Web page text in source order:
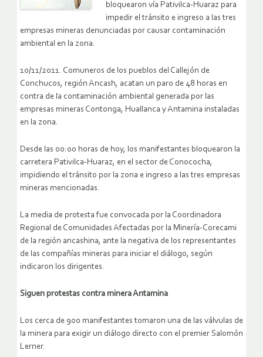
bloquearon vía Pativilca-Huaraz para
impedir el tránsito e ingreso a las tres
empresas mineras denunciadas por causar contaminación
ambiental en la zona.
10/11/2011. Comuneros de los pueblos del Callejón de
Conchucos, región Ancash, acatan un paro de 48 horas en
contra de la contaminación ambiental generada por las
empresas mineras Contonga, Huallanca y Antamina instaladas
en la zona.
Desde las 00:00 horas de hoy, los manifestantes bloquearon la
carretera Pativilca-Huaraz, en el sector de Conococha,
impidiendo el tránsito por la zona e ingreso a las tres empresas
mineras mencionadas.
La media de protesta fue convocada por la Coordinadora
Regional de Comunidades Afectadas por la Minería-Corecami
de la región ancashina, ante la negativa de los representantes
de las compañías mineras para iniciar el diálogo, según
indicaron los dirigentes.
Siguen protestas contra minera Antamina
Los cerca de 900 manifestantes tomaron una de las válvulas de
la minera para exigir un diálogo directo con el premier Salomón
Lerner.